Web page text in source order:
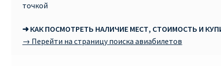
точкой
➜ КАК ПОСМОТРЕТЬ НАЛИЧИЕ МЕСТ, СТОИМОСТЬ И
→ Перейти на страницу поиска авиабилетов